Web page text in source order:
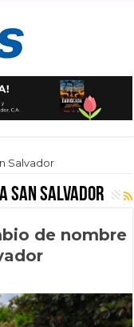
Salvador
San Salvador
de nombre